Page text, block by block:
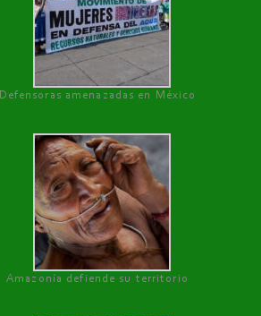
Defensoras amenazadas en México
Amazonía defiende su territorio